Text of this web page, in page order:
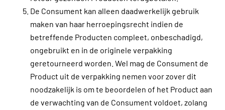
De Consument kan alleen daadwerkelijk gebruik
maken van haar herroepingsrecht indien de
betreffende Producten compleet, onbeschadigd,
ongebruikt en in de originele verpakking
geretourneerd worden. Wel mag de Consument de
Product uit de verpakking nemen voor zover dit
noodzakelijk is om te beoordelen of het Product aan
de verwachting van de Consument voldoet, zolang